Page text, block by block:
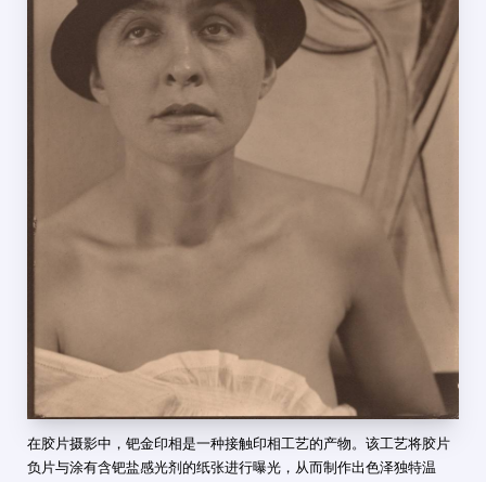
在胶片摄影中，钯金印相是一种接触印相工艺的产物。该工艺将胶片
负片与涂有含钯盐感光剂的纸张进行曝光，从而制作出色泽独特温